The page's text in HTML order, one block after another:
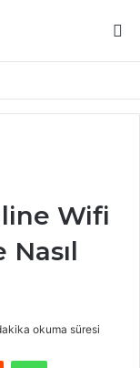
Wifi
okuma süresi
Reddit WhatsApp